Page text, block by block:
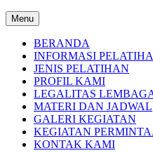
Menu
BERANDA
INFORMASI
JENIS PELATIHAN
PROFIL KAMI
LEGALITAS
MATERI DAN JADWAL
GALERI KEGIATAN
KEGIATAN
KONTAK KAMI